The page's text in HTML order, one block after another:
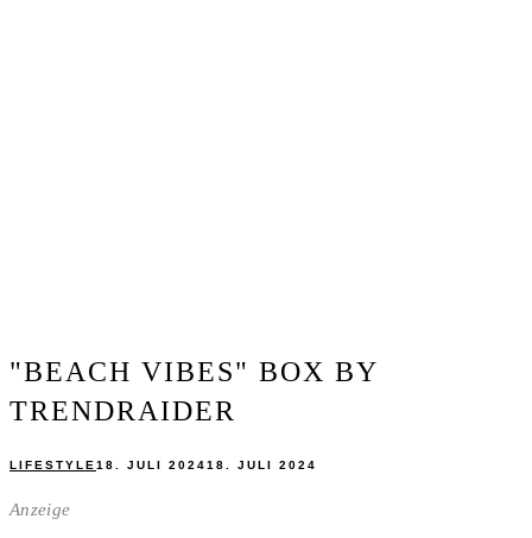
"BEACH VIBES" BOX BY
TRENDRAIDER
LIFESTYLE 18. JULI 202418. JULI 2024
Anzeige